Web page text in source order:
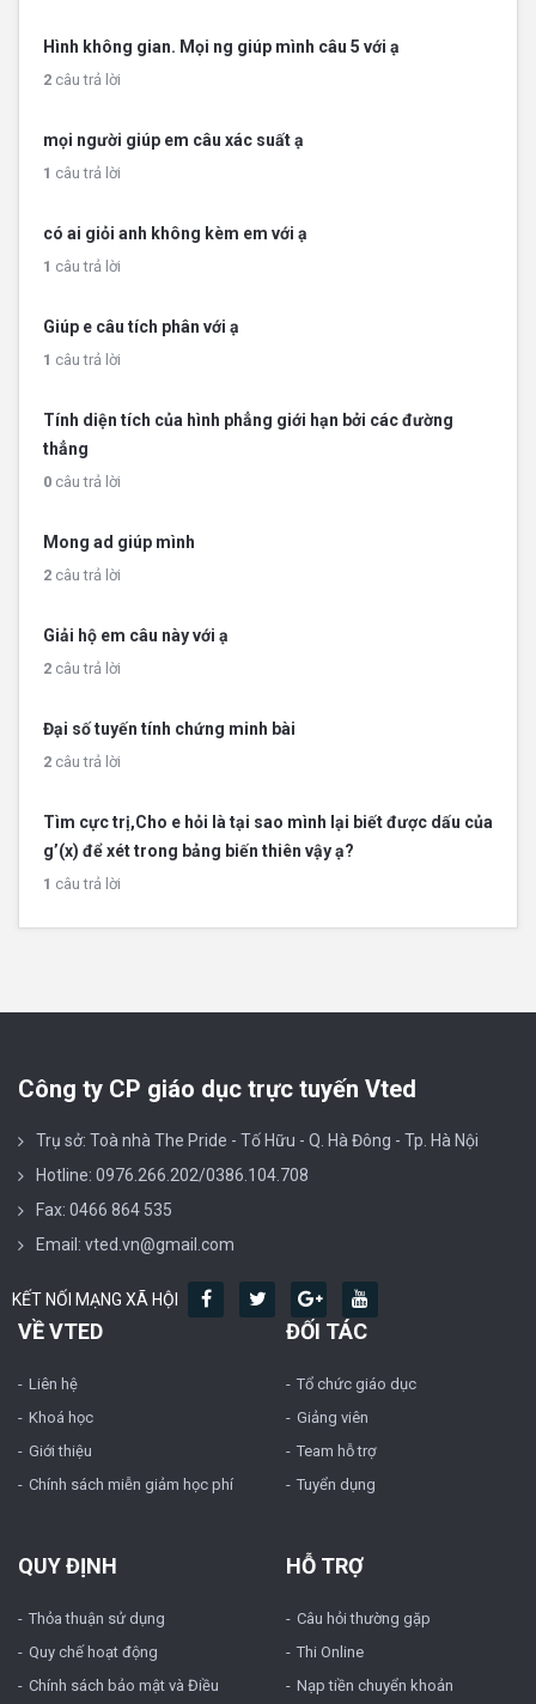
Hình không gian. Mọi ng giúp mình câu 5 với ạ
2 câu trả lời
mọi người giúp em câu xác suất ạ
1 câu trả lời
có ai giỏi anh không kèm em với ạ
1 câu trả lời
Giúp e câu tích phân với ạ
1 câu trả lời
Tính diện tích của hình phẳng giới hạn bởi các đường
thẳng
0 câu trả lời
Mong ad giúp mình
2 câu trả lời
Giải hộ em câu này với ạ
2 câu trả lời
Đại số tuyến tính chứng minh bài
2 câu trả lời
Tìm cực trị,Cho e hỏi là tại sao mình lại biết được dấu của
g’(x) để xét trong bảng biến thiên vậy ạ?
1 câu trả lời
Công ty CP giáo dục trực tuyến Vted
Trụ sở: Toà nhà The Pride - Tố Hữu - Q. Hà Đông - Tp. Hà Nội
Hotline: 0976.266.202/0386.104.708
Fax: 0466 864 535
Email: vted.vn@gmail.com
KẾT NỐI MẠNG XÃ HỘI
VỀ VTED
Liên hệ
Khoá học
Giới thiệu
Chính sách miễn giảm học phí
ĐỐI TÁC
Tổ chức giáo dục
Giảng viên
Team hỗ trợ
Tuyển dụng
QUY ĐỊNH
Thỏa thuận sử dụng
Quy chế hoạt động
Chính sách bảo mật và Điều
HỖ TRỢ
Câu hỏi thường gặp
Thi Online
Nạp tiền chuyển khoản